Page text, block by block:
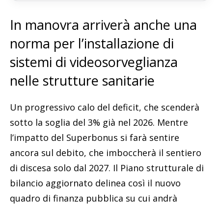
In manovra arriverà anche una
norma per l’installazione di
sistemi di videosorveglianza
nelle strutture sanitarie
Un progressivo calo del deficit, che scenderà
sotto la soglia del 3% già nel 2026. Mentre
l’impatto del Superbonus si farà sentire
ancora sul debito, che imboccherà il sentiero
di discesa solo dal 2027. Il Piano strutturale di
bilancio aggiornato delinea così il nuovo
quadro di finanza pubblica su cui andrà